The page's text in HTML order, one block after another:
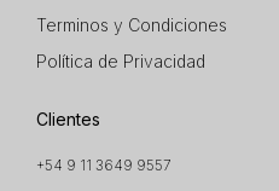
Terminos y Condiciones
Política de Privacidad
Clientes
+54 9 11 3649 9557